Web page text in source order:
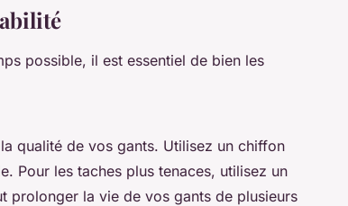
possible, il est essentiel de bien les
qualité de vos gants. Utilisez un chiffon
Pour les taches plus tenaces, utilisez un
prolonger la vie de vos gants de plusieurs